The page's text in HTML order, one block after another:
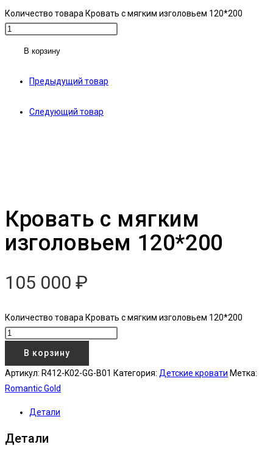
Количество товара Кровать с мягким изголовьем 120*200
В корзину
Предыдущий товар
Следующий товар
Кровать с мягким
изголовьем 120*200
105 000 ₽
Количество товара Кровать с мягким изголовьем 120*200
В корзину
Артикул: R412-K02-GG-B01 Категория: Детские кровати Метка:
Romantic Gold
Детали
Детали